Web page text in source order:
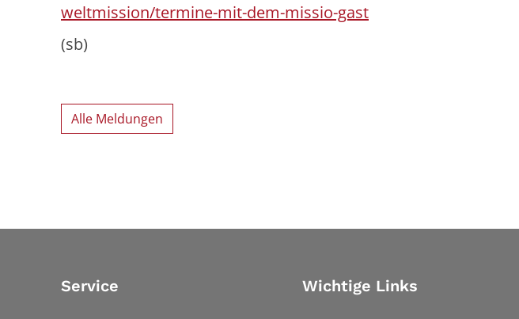
weltmission/termine-mit-dem-missio-gast
(sb)
Alle Meldungen
Service Wichtige Links